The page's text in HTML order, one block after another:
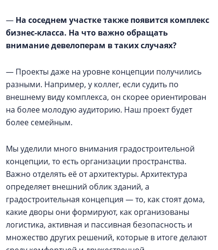
— На соседнем участке также появится комплекс
бизнес-класса. На что важно обращать
внимание девелоперам в таких случаях?
— Проекты даже на уровне концепции получились
разными. Например, у коллег, если судить по
внешнему виду комплекса, он скорее ориентирован
на более молодую аудиторию. Наш проект будет
более семейным.
Мы уделили много внимания градостроительной
концепции, то есть организации пространства.
Важно отделять её от архитектуры. Архитектура
определяет внешний облик зданий, а
градостроительная концепция — то, как стоят дома,
какие дворы они формируют, как организованы
логистика, активная и пассивная безопасность и
множество других решений, которые в итоге делают